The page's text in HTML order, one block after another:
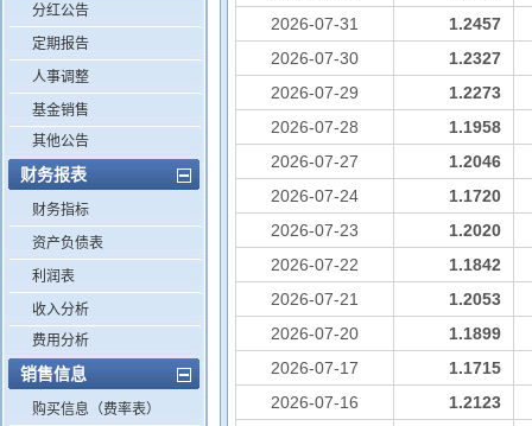
分红公告
定期报告
人事调整
基金销售
其他公告
财务报表
财务指标
资产负债表
利润表
收入分析
费用分析
销售信息
购买信息（费率表）
2026-07-31
1.2457
2026-07-30
1.2327
2026-07-29
1.2273
2026-07-28
1.1958
2026-07-27
1.2046
2026-07-24
1.1720
2026-07-23
1.2020
2026-07-22
1.1842
2026-07-21
1.2053
2026-07-20
1.1899
2026-07-17
1.1715
2026-07-16
1.2123